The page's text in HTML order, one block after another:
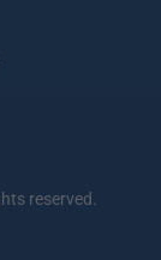
reserved.